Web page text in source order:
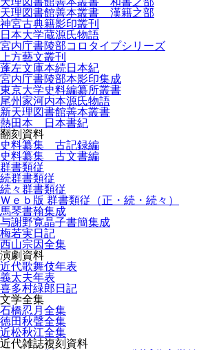
天理図書館善本叢書 漢籍之部
神宮古典籍影印叢刊
日本大学蔵源氏物語
宮内庁書陵部コロタイプシリーズ
上方藝文叢刊
蓬左文庫本続日本紀
宮内庁書陵部本影印集成
東京大学史料編纂所叢書
尾州家河内本源氏物語
新天理図書館善本叢書
熱田本 日本書紀
翻刻資料
史料纂集 古記録編
史料纂集 古文書編
群書類従
続群書類従
続々群書類従
Ｗｅｂ版 群書類従（正・続・続々）
馬琴書翰集成
与謝野寛晶子書簡集成
梅若実日記
西山宗因全集
演劇資料
近代歌舞伎年表
義太夫年表
喜多村緑郎日記
文学全集
石橋忍月全集
徳田秋聲全集
近松秋江全集
近代雑誌複刻資料